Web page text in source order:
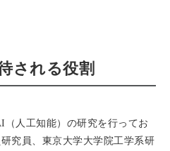
される役割
人工知能）の研究を行ってお
究員、東京大学大学院工学系研